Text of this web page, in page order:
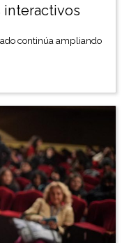
continúa ampliando